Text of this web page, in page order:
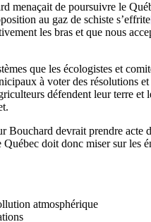
menaçait de poursuivre le
au gaz de schiste s’effrite
les bras et que nous
que les écologistes et
à voter des résolutions
défendent leur terre
Bouchard devrait prendre acte
Québec doit donc miser sur les
atmosphérique